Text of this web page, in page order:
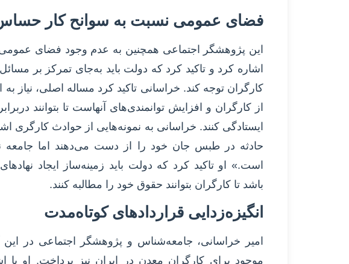
فضای عمومی نسبت به سوانح کار
این پژوهشگر اجتماعی همچنین به عدم وجود فضای
اشاره کرد و تاکید کرد که دولت باید به‌جای تمرکز بر
کارگران توجه کند. خراسانی تاکید کرد مساله اصلی، نیاز
از کارگران و افزایش توانمندی‌های آنهاست تا بتوانند
حادثه در طبس جان خود را از دست می‌دهند اما جامعه
است.» او تاکید کرد که دولت باید زمینه‌ساز ایجاد
باشد تا کارگران بتوانند حقوق خود را مطالبه کنند.
انگیزه‌زدایی قراردادهای کوتاه‌مدت
امیر خراسانی، جامعه‌شناس و پژوهشگر اجتماعی در
موجود برای کارگران معدن در ایران نیز پرداخت. او با